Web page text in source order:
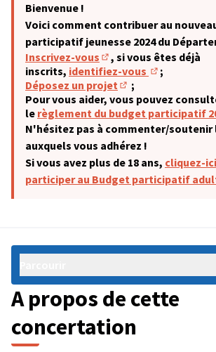
Bienvenue !
Voici comment contribuer au
participatif jeunesse 2024 du
Inscrivez-vous
(S'ouvre dans un nouvel
, si vous êtes déjà
inscrits, identifiez-vous
(S'ouvre
;
Déposez un projet
(S'ouvre dans un
;
Pour vous aider, vous pouvez
le règlement du budget participatif
N'hésitez pas à commenter/soutenir
auxquels vous adhérez !
Si vous avez plus de 18 ans, cliquez-
participer au Budget participatif
A propos de cette
concertation